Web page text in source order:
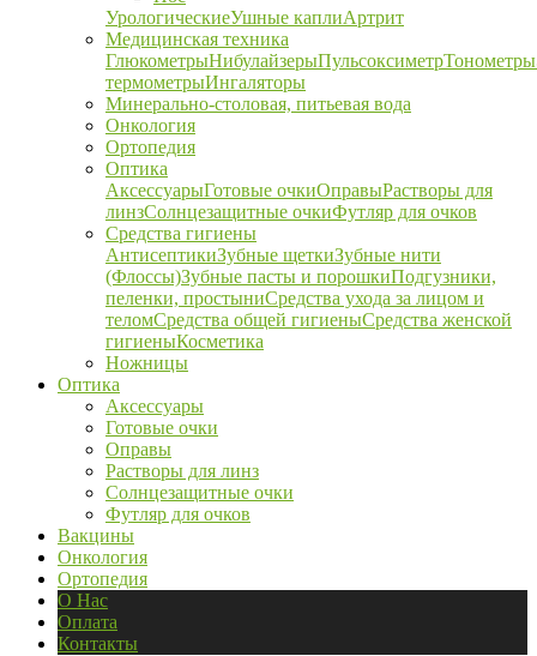
УрологическиеУшные каплиАртрит
Медицинская техника
ГлюкометрыНибулайзерыПульсоксиметрТонометры
термометрыИнгаляторы
Минерально-столовая, питьевая вода
Онкология
Ортопедия
Оптика
АксессуарыГотовые очкиОправыРастворы для
линзСолнцезащитные очкиФутляр для очков
Средства гигиены
АнтисептикиЗубные щеткиЗубные нити
(Флоссы)Зубные пасты и порошкиПодгузники,
пеленки, простыниСредства ухода за лицом и
теломСредства общей гигиеныСредства женской
гигиеныКосметика
Ножницы
Оптика
Аксессуары
Готовые очки
Оправы
Растворы для линз
Солнцезащитные очки
Футляр для очков
Вакцины
Онкология
Ортопедия
О Нас
Оплата
Контакты